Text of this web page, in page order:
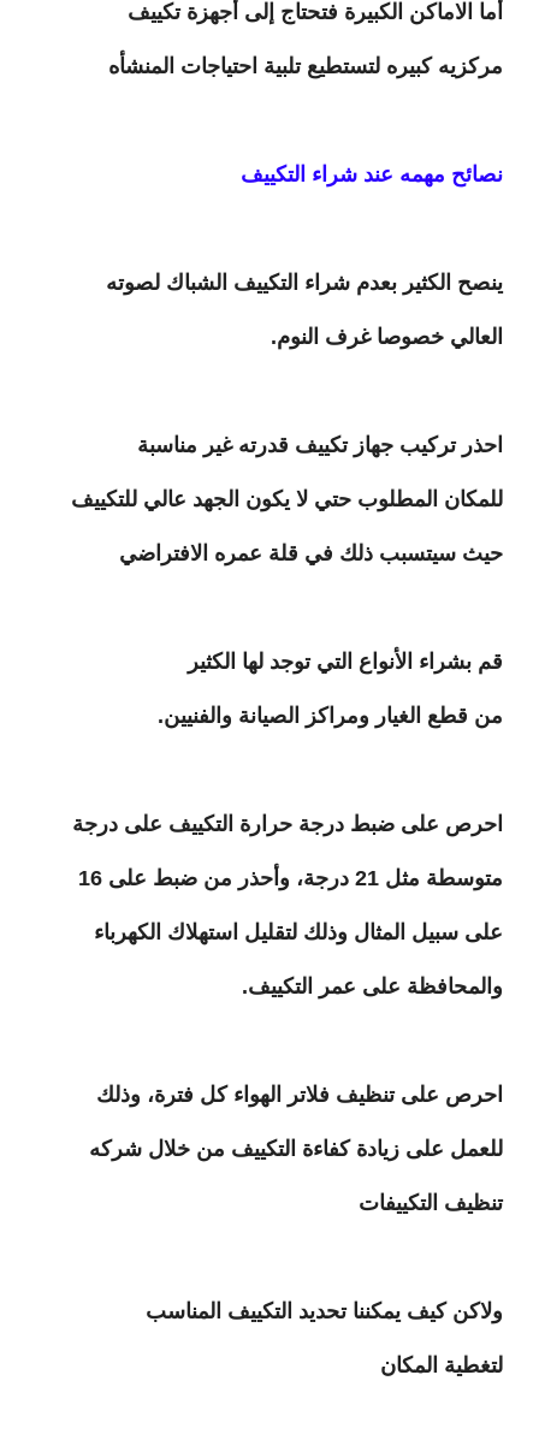
أما الاماكن الكبيرة فتحتاج إلى أجهزة تكييف
مركزيه كبيره لتستطيع تلبية احتياجات المنشأه
نصائح مهمه عند شراء التكييف
ينصح الكثير بعدم شراء التكييف الشباك لصوته
العالي خصوصا غرف النوم.
احذر تركيب جهاز تكييف قدرته غير مناسبة
للمكان المطلوب حتي لا يكون الجهد عالي للتكييف
حيث سيتسبب ذلك في قلة عمره الافتراضي
قم بشراء الأنواع التي توجد لها الكثير
من قطع الغيار ومراكز الصيانة والفنيين.
احرص على ضبط درجة حرارة التكييف على درجة
متوسطة مثل 21 درجة، وأحذر من ضبط على 16
على سبيل المثال وذلك لتقليل استهلاك الكهرباء
والمحافظة على عمر التكييف.
احرص على تنظيف فلاتر الهواء كل فترة، وذلك
للعمل على زيادة كفاءة التكييف من خلال شركه
تنظيف التكييفات
ولاكن كيف يمكننا تحديد التكييف المناسب
لتغطية المكان